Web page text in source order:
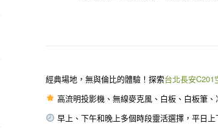
經典場地，無與倫比的體驗！探索台北長安C201
高流明投影機、無線麥克風、白板、白板筆
早上、下午和晚上多個時段靈活選擇，平日上